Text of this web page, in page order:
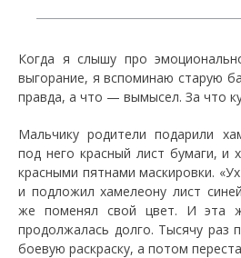
Когда я слышу про
выгорание, я вспоминаю старую
правда, а что — вымысел. За что
Мальчику родители подарили
под него красный лист бумаги, и
красными пятнами маскировки.
и подложил хамелеону лист
же поменял свой цвет. И эта
продолжалась долго. Тысячу раз
боевую раскраску, а потом